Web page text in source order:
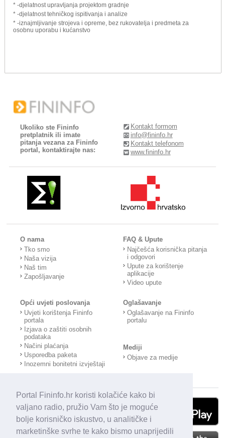
Portal Fininfo.hr koristi kolačiće kako bi
valjano radio, pružio Vam što je moguće
bolje korisničko iskustvo, u analitičke i
marketinške svrhe te kako bismo unaprijedili
* -djelatnost upravljanja projektom gradnje
* -djelatnost tehničkog ispitivanja i analize
* -iznajmljivanje strojeva i opreme, bez rukovatelja i predmeta za
osobnu uporabu i kućanstvo
Ukoliko ste Fininfo
pretplatnik ili imate
pitanja vezana za Fininfo
portal, kontaktirajte nas:
Kontakt formom
info@fininfo.hr
Kontakt telefonom
www.fininfo.hr
O nama
Tko smo
Naša vizija
Naš tim
Zapošljavanje
FAQ & Upute
Najčešća korisnička pitanja
i odgovori
Upute za korištenje
aplikacije
Video upute
Opći uvjeti poslovanja
Uvjeti korištenja Fininfo
portala
Izjava o zaštiti osobnih
podataka
Načini plaćanja
Usporedba paketa
Inozemni bonitetni izvještaji
Oglašavanje
Oglašavanje na Fininfo
portalu
Mediji
Objave za medije